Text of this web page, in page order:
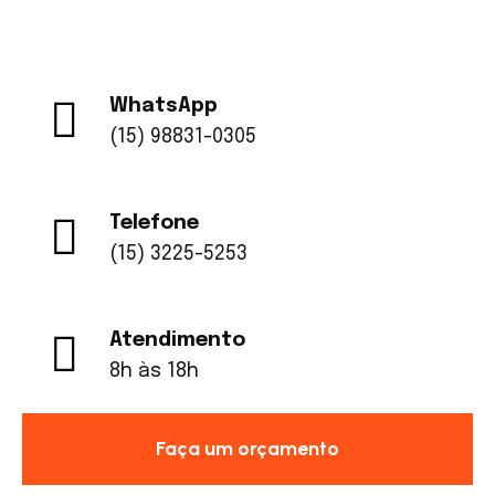
WhatsApp
(15) 98831-0305
Telefone
(15) 3225-5253
Atendimento
8h às 18h
Faça um orçamento